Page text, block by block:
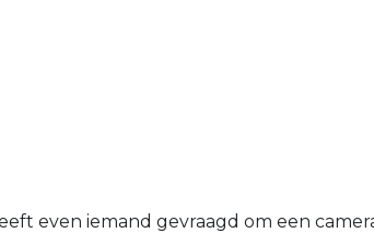
even iemand gevraagd om een